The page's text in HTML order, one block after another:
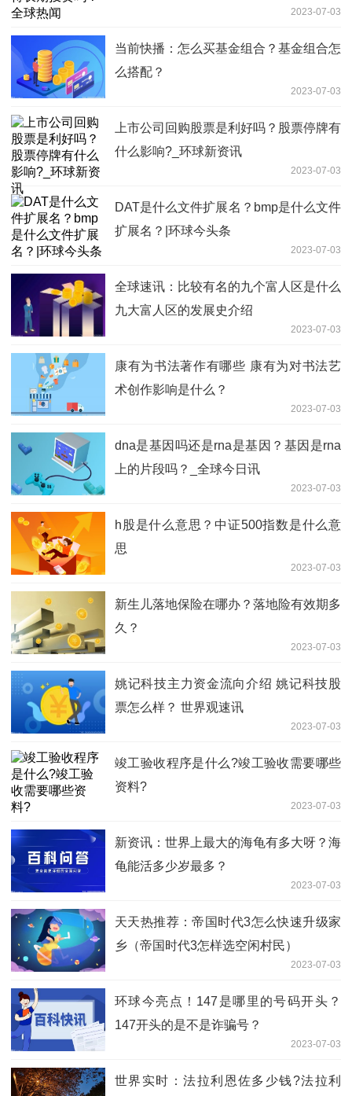
2023-07-03
当前快播：怎么买基金组合？基金组合怎
么搭配？
2023-07-03
上市公司回购股票是利好吗？股票停牌有
什么影响?_环球新资讯
2023-07-03
DAT是什么文件扩展名？bmp是什么文件
扩展名？|环球今头条
2023-07-03
全球速讯：比较有名的九个富人区是什么
九大富人区的发展史介绍
2023-07-03
康有为书法著作有哪些 ​康有为对书法艺
术创作影响是什么？
2023-07-03
dna是基因吗还是rna是基因？基因是rna
上的片段吗？_全球今日讯
2023-07-03
h股是什么意思？中证500指数是什么意
思
2023-07-03
新生儿落地保险在哪办？落地险有效期多
久？
2023-07-03
姚记科技主力资金流向介绍 姚记科技股
票怎么样？ 世界观速讯
2023-07-03
竣工验收程序是什么?竣工验收需要哪些
资料?
2023-07-03
新资讯：世界上最大的海龟有多大呀？海
龟能活多少岁最多？
2023-07-03
天天热推荐：帝国时代3怎么快速升级家
乡（帝国时代3怎样选空闲村民）
2023-07-03
环球今亮点！147是哪里的号码开头？
147开头的是不是诈骗号？
2023-07-03
世界实时：法拉利恩佐多少钱?法拉利